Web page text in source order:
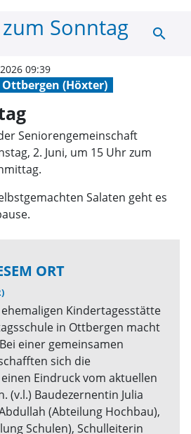
search
Ottbergen (Höxter)
09:39
Seniorengemeinschaft
2. Juni, um 15 Uhr zum
Salaten geht es
ORT